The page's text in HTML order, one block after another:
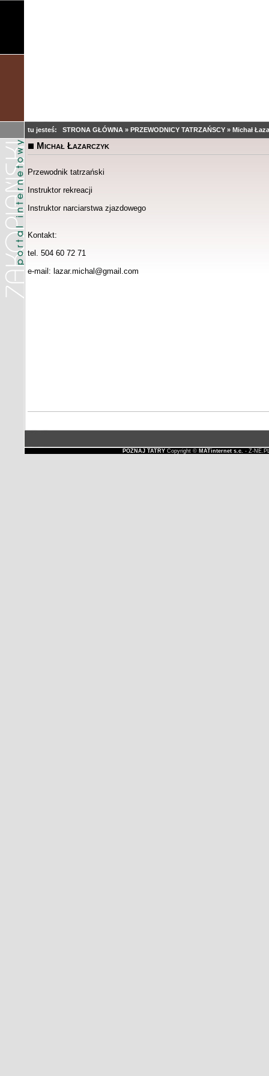
tu jesteś: STRONA GŁÓWNA » PRZEWODNICY TATRZAŃSCY » Michał
Michał Łazarczyk
Przewodnik tatrzański
Instruktor rekreacji
Instruktor narciarstwa zjazdowego
Kontakt:
tel. 504 60 72 71
e-mail: lazar.michal@gmail.com
POZNAJ TATRY Copyright © MATinternet s.c. - Z-